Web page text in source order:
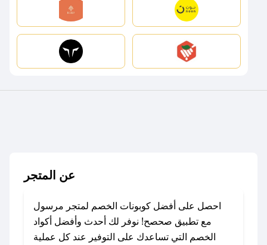
عن المتجر
احصل على أفضل كوبونات الخصم لمتجر مرسول
مع تطبيق صحصح! نوفر لك أحدث وأفضل أكواد
الخصم التي تساعدك على التوفير عند كل عملية